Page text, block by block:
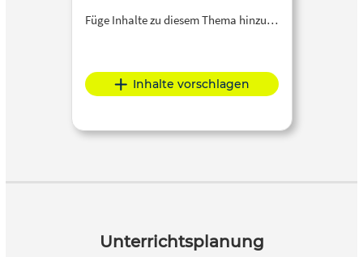
Füge Inhalte zu diesem Thema hinzu…
Inhalte vorschlagen
Unterrichtsplanung